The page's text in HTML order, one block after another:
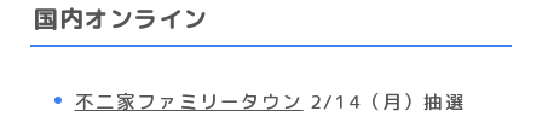
国内オンライン
不二家ファミリータウン 2/14（月）抽選